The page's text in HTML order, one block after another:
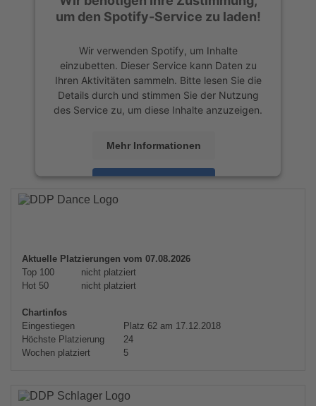
um den Spotify-Service zu laden!
Wir verwenden Spotify, um Inhalte
einzubetten. Dieser Service kann Daten zu
Ihren Aktivitäten sammeln. Bitte lesen Sie die
Details durch und stimmen Sie der Nutzung
des Service zu, um diese Inhalte anzuzeigen.
Mehr Informationen
Akzeptieren
powered by
Aktuelle Platzierungen vom 07.08.2026
Top 100
nicht platziert
Hot 50
nicht platziert
Chartinfos
Eingestiegen
Platz 62 am 17.12.2018
Höchste Platzierung
24
Wochen platziert
5